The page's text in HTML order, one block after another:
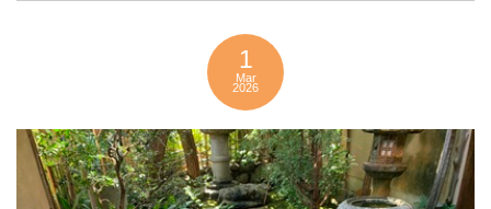
1
Mar
2026